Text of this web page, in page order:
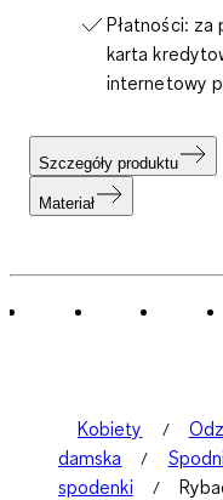
Płatności:
karta
internetowy
Szczegóły produktu
Materiał
Kobiety
damska
spodenki